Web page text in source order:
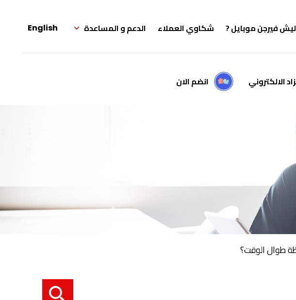
ليش فيرجن موبايل ? شكاوي العملاء الدعم و المساعدة English
الالكتروني انضم الان
طوال الوقت؟